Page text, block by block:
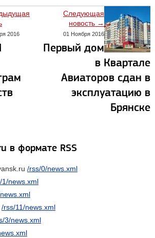
2016
Следующая
новость →
01 Ноября 2016
Первый дом
в Квартале
Авиаторов сдан в
эксплуатацию в
Брянске
в формате RSS
/rss/0/news.xml
1/news.xml
/rss/11/news.xml
3/news.xml